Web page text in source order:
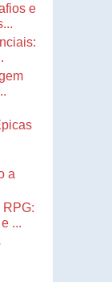
e
a
RPG:
...